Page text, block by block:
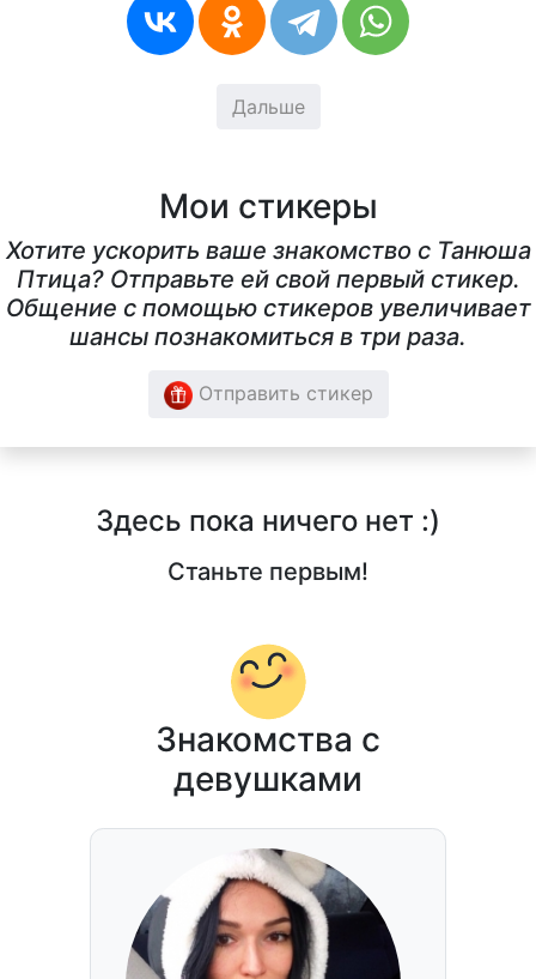
Дальше
Мои стикеры
Хотите ускорить ваше знакомство с Танюша
Птица? Отправьте ей свой первый стикер.
Общение с помощью стикеров увеличивает
шансы познакомиться в три раза.
Отправить стикер
Здесь пока ничего нет :)
Станьте первым!
Знакомства с
девушками